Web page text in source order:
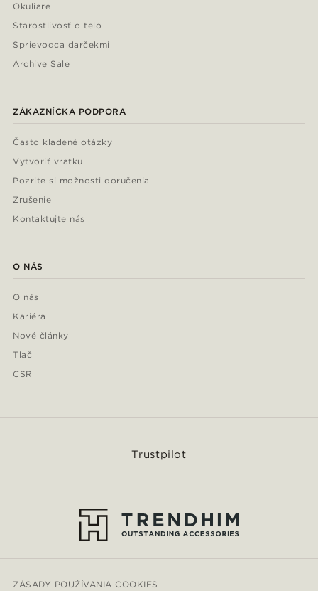
Okuliare
Starostlivosť o telo
Sprievodca darčekmi
Archive Sale
ZÁKAZNÍCKA PODPORA
Často kladené otázky
Vytvoriť vratku
Pozrite si možnosti doručenia
Zrušenie
Kontaktujte nás
O NÁS
O nás
Kariéra
Nové články
Tlač
CSR
Trustpilot
ZÁSADY POUŽÍVANIA COOKIES